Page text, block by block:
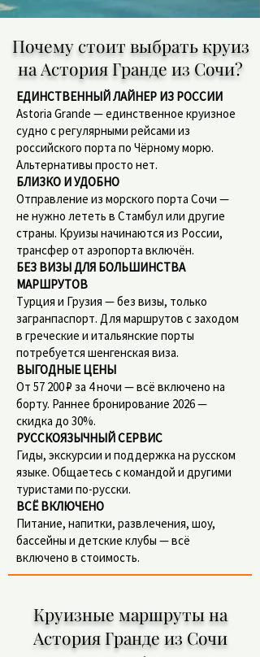
Почему стоит выбрать круиз
на Астория Гранде из Сочи?
ЕДИНСТВЕННЫЙ ЛАЙНЕР ИЗ РОССИИ
Astoria Grande — единственное круизное
судно с регулярными рейсами из
российского порта по Чёрному морю.
Альтернативы просто нет.
БЛИЗКО И УДОБНО
Отправление из морского порта Сочи —
не нужно лететь в Стамбул или другие
страны. Круизы начинаются из России,
трансфер от аэропорта включён.
БЕЗ ВИЗЫ ДЛЯ БОЛЬШИНСТВА
МАРШРУТОВ
Турция и Грузия — без визы, только
загранпаспорт. Для маршрутов с заходом
в греческие и итальянские порты
потребуется шенгенская виза.
ВЫГОДНЫЕ ЦЕНЫ
От 57 200 ₽ за 4 ночи — всё включено на
борту. Раннее бронирование 2026 —
скидка до 30%.
РУССКОЯЗЫЧНЫЙ СЕРВИС
Гиды, экскурсии и поддержка на русском
языке. Общаетесь с командой и другими
туристами по-русски.
ВСЁ ВКЛЮЧЕНО
Питание, напитки, развлечения, шоу,
бассейны и детские клубы — всё
включено в стоимость.
Круизные маршруты на
Астория Гранде из Сочи